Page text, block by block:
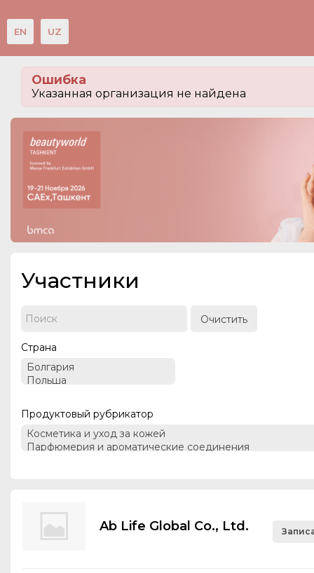
EN UZ
Ошибка
Указанная организация не найдена
Участники
Очистить
Страна
Продуктовый рубрикатор
Ab Life Global Co., Ltd.
Организации
О сервисе
Посетителям
Организаторам